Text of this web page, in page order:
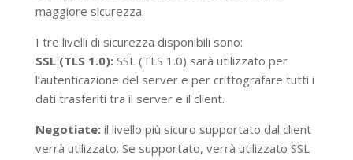
maggiore sicurezza.
I tre livelli di sicurezza disponibili sono:
SSL (TLS 1.0):SSL (TLS 1.0) sarà utilizzato per
l’autenticazione del server e per crittografare tutti i
dati trasferiti tra il server e il client.
Negotiate:il livello più sicuro supportato dal client
verrà utilizzato. Se supportato, verrà utilizzato SSL